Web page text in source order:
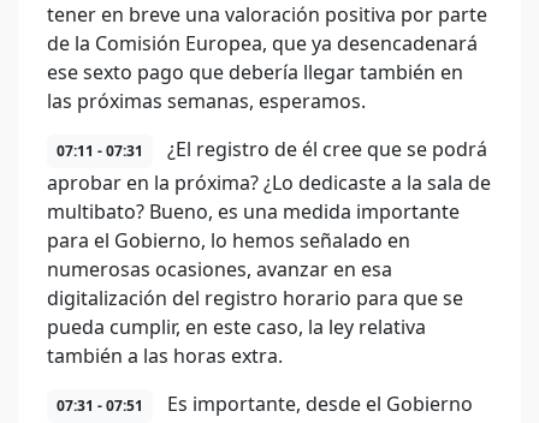
tener en breve una valoración positiva por parte
de la Comisión Europea, que ya desencadenará
ese sexto pago que debería llegar también en
las próximas semanas, esperamos.
07:11 - 07:31
¿El registro de él cree que se podrá
aprobar en la próxima? ¿Lo dedicaste a la sala de
multibato? Bueno, es una medida importante
para el Gobierno, lo hemos señalado en
numerosas ocasiones, avanzar en esa
digitalización del registro horario para que se
pueda cumplir, en este caso, la ley relativa
también a las horas extra.
07:31 - 07:51
Es importante, desde el Gobierno